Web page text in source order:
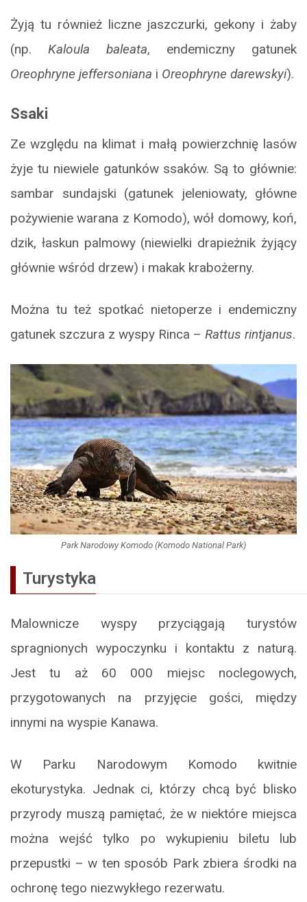
Żyją tu również liczne jaszczurki, gekony i żaby
(np. Kaloula baleata, endemiczny gatunek
Oreophryne jeffersoniana i Oreophryne darewskyi).
Ssaki
Ze względu na klimat i małą powierzchnię lasów
żyje tu niewiele gatunków ssaków. Są to głównie:
sambar sundajski (gatunek jeleniowaty, główne
pożywienie warana z Komodo), wół domowy, koń,
dzik, łaskun palmowy (niewielki drapieżnik żyjący
głównie wśród drzew) i makak krabożerny.
Można tu też spotkać nietoperze i endemiczny
gatunek szczura z wyspy Rinca – Rattus rintjanus.
Park Narodowy Komodo (Komodo National Park)
Turystyka
Malownicze wyspy przyciągają turystów
spragnionych wypoczynku i kontaktu z naturą.
Jest tu aż 60 000 miejsc noclegowych,
przygotowanych na przyjęcie gości, między
innymi na wyspie Kanawa.
W Parku Narodowym Komodo kwitnie
ekoturystyka. Jednak ci, którzy chcą być blisko
przyrody muszą pamiętać, że w niektóre miejsca
można wejść tylko po wykupieniu biletu lub
przepustki – w ten sposób Park zbiera środki na
ochronę tego niezwykłego rezerwatu.